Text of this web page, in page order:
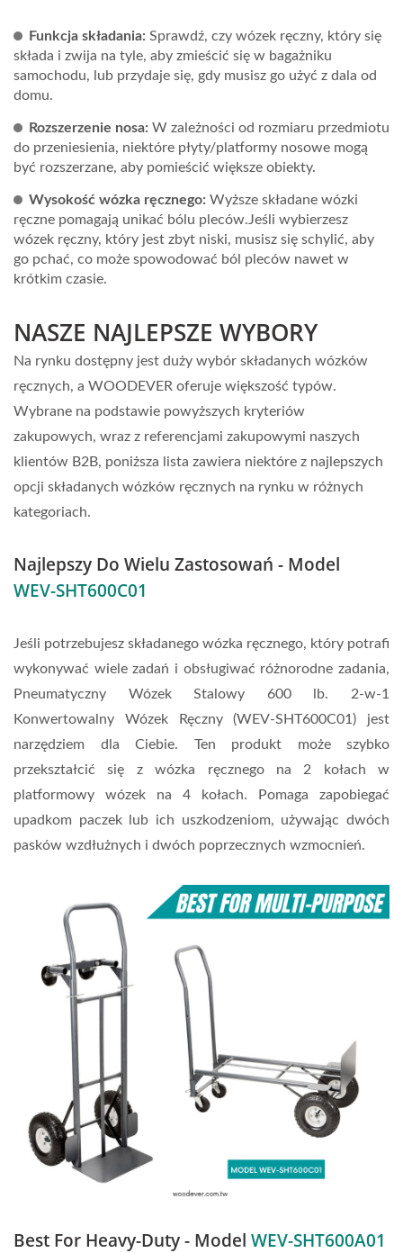
Funkcja składania: Sprawdź, czy wózek ręczny, który się
składa i zwija na tyle, aby zmieścić się w bagażniku
samochodu, lub przydaje się, gdy musisz go użyć z dala od
domu.
Rozszerzenie nosa: W zależności od rozmiaru przedmiotu
do przeniesienia, niektóre płyty/platformy nosowe mogą
być rozszerzane, aby pomieścić większe obiekty.
Wysokość wózka ręcznego: Wyższe składane wózki
ręczne pomagają unikać bólu pleców.Jeśli wybierzesz
wózek ręczny, który jest zbyt niski, musisz się schylić, aby
go pchać, co może spowodować ból pleców nawet w
krótkim czasie.
NASZE NAJLEPSZE WYBORY
Na rynku dostępny jest duży wybór składanych wózków
ręcznych, a WOODEVER oferuje większość typów.
Wybrane na podstawie powyższych kryteriów
zakupowych, wraz z referencjami zakupowymi naszych
klientów B2B, poniższa lista zawiera niektóre z najlepszych
opcji składanych wózków ręcznych na rynku w różnych
kategoriach.
Najlepszy Do Wielu Zastosowań - Model
WEV-SHT600C01
Jeśli potrzebujesz składanego wózka ręcznego, który potrafi
wykonywać wiele zadań i obsługiwać różnorodne zadania,
Pneumatyczny Wózek Stalowy 600 lb. 2-w-1
Konwertowalny Wózek Ręczny (WEV-SHT600C01) jest
narzędziem dla Ciebie. Ten produkt może szybko
przekształcić się z wózka ręcznego na 2 kołach w
platformowy wózek na 4 kołach. Pomaga zapobiegać
upadkom paczek lub ich uszkodzeniom, używając dwóch
pasków wzdłużnych i dwóch poprzecznych wzmocnień.
Best For Heavy-Duty - Model WEV-SHT600A01